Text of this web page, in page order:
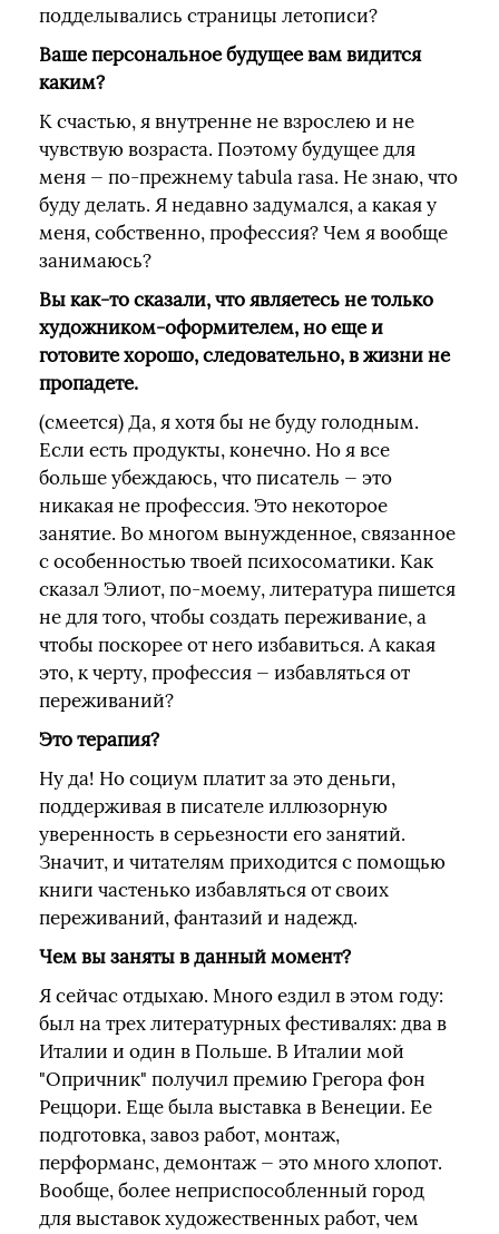
подделывались страницы летописи?
Ваше персональное будущее вам видится
каким?
К счастью, я внутренне не взрослею и не
чувствую возраста. Поэтому будущее для
меня — по-прежнему tabula rasa. Не знаю, что
буду делать. Я недавно задумался, а какая у
меня, собственно, профессия? Чем я вообще
занимаюсь?
Вы как-то сказали, что являетесь не только
художником-оформителем, но еще и
готовите хорошо, следовательно, в жизни не
пропадете.
(смеется) Да, я хотя бы не буду голодным.
Если есть продукты, конечно. Но я все
больше убеждаюсь, что писатель — это
никакая не профессия. Это некоторое
занятие. Во многом вынужденное, связанное
с особенностью твоей психосоматики. Как
сказал Элиот, по-моему, литература пишется
не для того, чтобы создать переживание, а
чтобы поскорее от него избавиться. А какая
это, к черту, профессия — избавляться от
переживаний?
Это терапия?
Ну да! Но социум платит за это деньги,
поддерживая в писателе иллюзорную
уверенность в серьезности его занятий.
Значит, и читателям приходится с помощью
книги частенько избавляться от своих
переживаний, фантазий и надежд.
Чем вы заняты в данный момент?
Я сейчас отдыхаю. Много ездил в этом году:
был на трех литературных фестивалях: два в
Италии и один в Польше. В Италии мой
"Опричник" получил премию Грегора фон
Реццори. Еще была выставка в Венеции. Ее
подготовка, завоз работ, монтаж,
перформанс, демонтаж — это много хлопот.
Вообще, более неприспособленный город
для выставок художественных работ, чем